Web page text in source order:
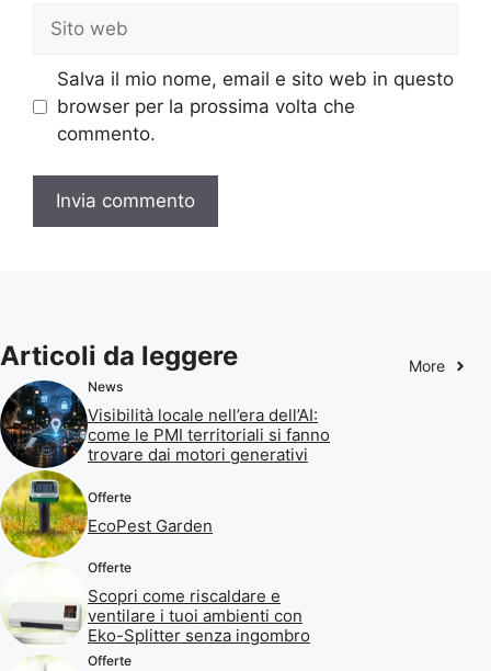
web
Salva il mio nome, email e sito web in questo
browser per la prossima volta che
commento.
Articoli da leggere More
News
Visibilità locale nell’era dell’AI:
come le PMI territoriali si fanno
trovare dai motori generativi
Offerte
EcoPest Garden
Offerte
Scopri come riscaldare e
ventilare i tuoi ambienti con
Eko-Splitter senza ingombro
Offerte